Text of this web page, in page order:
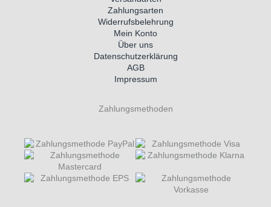
Zahlungsarten
Widerrufsbelehrung
Mein Konto
Über uns
Datenschutzerklärung
AGB
Impressum
Zahlungsmethoden